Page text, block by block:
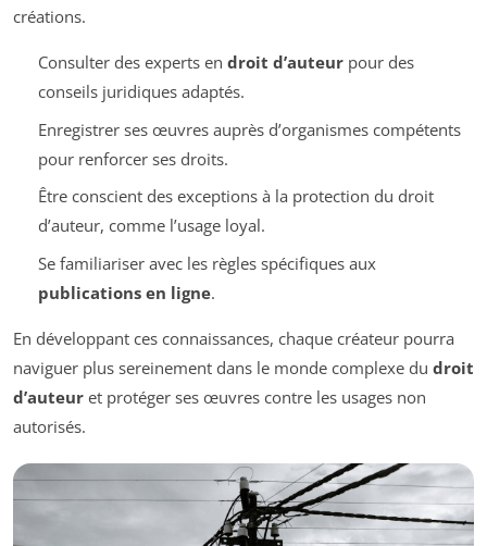
créations.
Consulter des experts en droit d’auteurpour des
conseils juridiques adaptés.
Enregistrer ses œuvres auprès d’organismes compétents
pour renforcer ses droits.
Être conscient des exceptions à la protection du droit
d’auteur, comme l’usage loyal.
Se familiariser avec les règles spécifiques aux
publications en ligne.
En développant ces connaissances, chaque créateur pourra
naviguer plus sereinement dans le monde complexe du droit
d’auteur et protéger ses œuvres contre les usages non
autorisés.